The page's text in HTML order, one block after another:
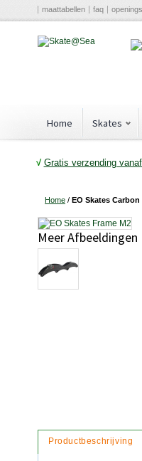
maattabellen faq
Home Skates
√ Gratis verzending
Home / EO Skates Carbon
Meer Afbeeldingen
Productbeschrijving